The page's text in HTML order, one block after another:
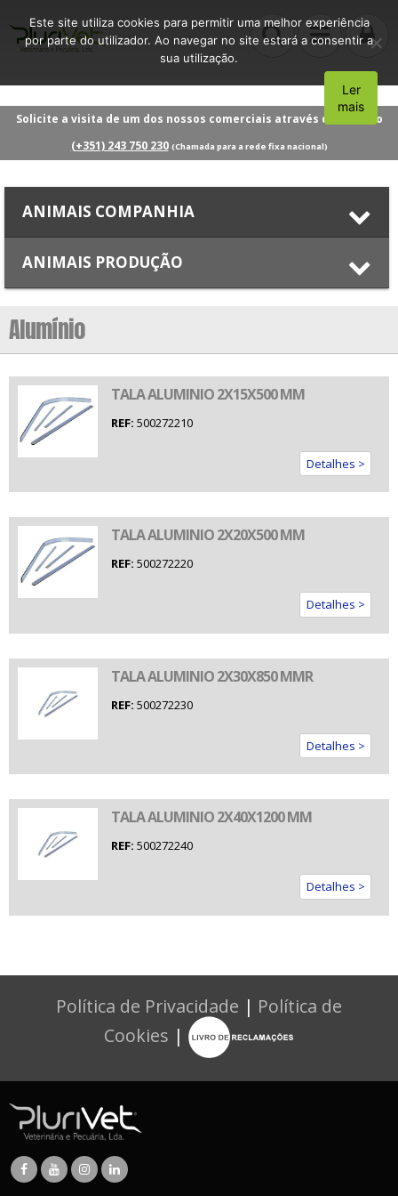
Solicite a visita de um dos nossos comerciais através do número
(+351) 243 750 230 (Chamada para a rede fixa nacional)
ANIMAIS COMPANHIA
ANIMAIS PRODUÇÃO
Alumínio
TALA ALUMINIO 2X15X500 MM
REF: 500272210
Detalhes >
TALA ALUMINIO 2X20X500 MM
REF: 500272220
Detalhes >
TALA ALUMINIO 2X30X850 MMR
REF: 500272230
Detalhes >
TALA ALUMINIO 2X40X1200 MM
REF: 500272240
Detalhes >
Política de Privacidade | Política de
Cookies |
Este site utiliza cookies para permitir uma melhor experiência
por parte do utilizador. Ao navegar no site estará a consentir a
sua utilização.
Aceito
Ler
mais